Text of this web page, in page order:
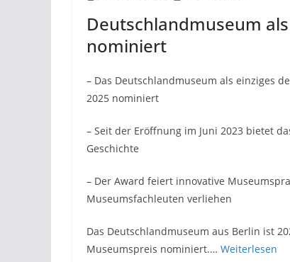
Deutschlandmuseum
nominiert
– Das Deutschlandmuseum als einziges
2025 nominiert
– Seit der Eröffnung im Juni 2023 bietet
Geschichte
– Der Award feiert innovative
Museumsfachleuten verliehen
Das Deutschlandmuseum aus Berlin ist
Museumspreis nominiert.… Weiterlesen